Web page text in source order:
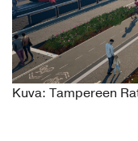
Kuva: Tampereen